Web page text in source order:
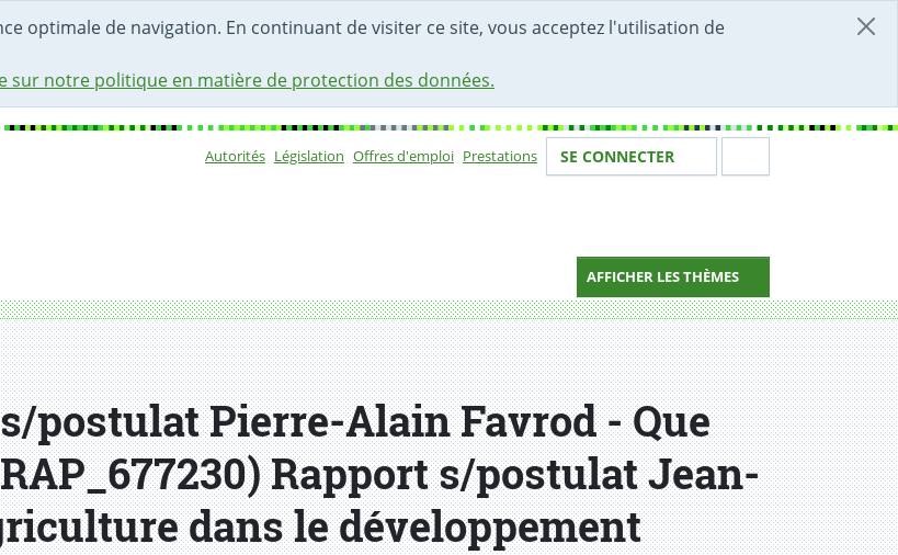
optimale de navigation. En continuant de visiter ce site, vous acceptez l'utilisation de
sur notre politique en matière de protection des données.
Autorités Législation Offres d'emploi Prestations Votre identité
SE CONNECTER
AFFICHER LES THÈMES
postulat Pierre-Alain Favrod - Que
Rapport s/postulat Jean-
dans le développement